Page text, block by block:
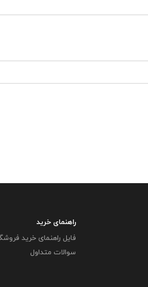
راهنمای خرید
فایل راهنمای خرید
سوالات متداول